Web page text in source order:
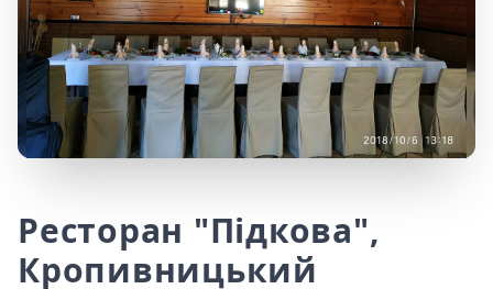
Ресторан "Підкова",
Кропивницький